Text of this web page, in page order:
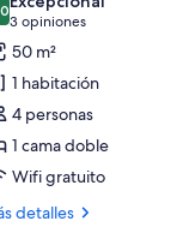
de 10
3 opiniones
(3
opiniones)
50 m²
1 habitación
4 personas
1 cama doble
Wifi gratuito
detalles